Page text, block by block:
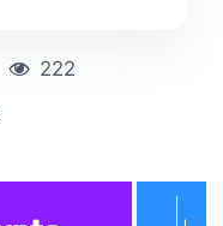
222